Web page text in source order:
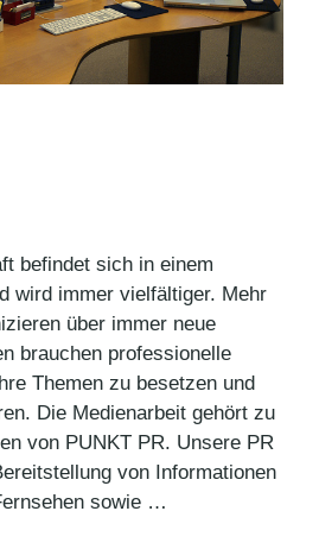
befindet sich in einem
wird immer vielfältiger. Mehr
über immer neue
brauchen professionelle
Themen zu besetzen und
Die Medienarbeit gehört zu
von PUNKT PR. Unsere PR
von Informationen
sowie …